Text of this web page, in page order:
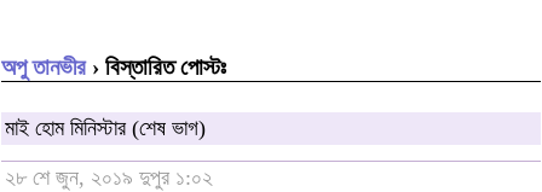
অপু তানভীর› বিস্তারিত পোস্টঃ
মাই হোম মিনিস্টার (শেষ ভাগ)
২৮ শে জুন, ২০১৯ দুপুর ১:০২